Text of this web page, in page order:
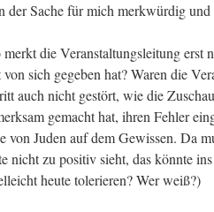
der Sache für mich merkwürdig
merkt die Veranstaltungsleitung
sich gegeben hat? Waren die
auch nicht gestört, wie die
gemacht hat, ihren Fehler
von Juden auf dem Gewissen. Da
nicht zu positiv sieht, das könnte
heute tolerieren? Wer weiß?)